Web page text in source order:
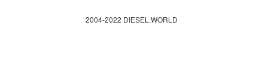
2004-2022 DIESEL.WORLD